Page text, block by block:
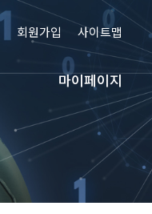
마이페이지
회원가입 사이트맵